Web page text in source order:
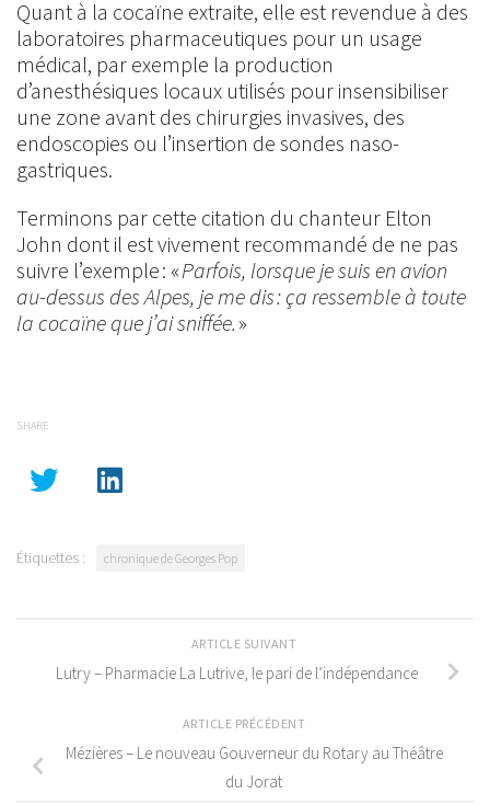
Quant à la cocaïne extraite, elle est revendue à des
laboratoires pharmaceutiques pour un usage
médical, par exemple la production
d’anesthésiques locaux utilisés pour insensibiliser
une zone avant des chirurgies invasives, des
endoscopies ou l’insertion de sondes naso-
gastriques.
Terminons par cette citation du chanteur Elton
John dont il est vivement recommandé de ne pas
suivre l’exemple : «Parfois, lorsque je suis en avion
au-dessus des Alpes, je me dis : ça ressemble à toute
la cocaïne que j’ai sniffée. »
SHARE
Étiquettes : chronique de Georges Pop
ARTICLE SUIVANT
Lutry – Pharmacie La Lutrive, le pari de l’indépendance
ARTICLE PRÉCÉDENT
Mézières – Le nouveau Gouverneur du Rotary au Théâtre
du Jorat